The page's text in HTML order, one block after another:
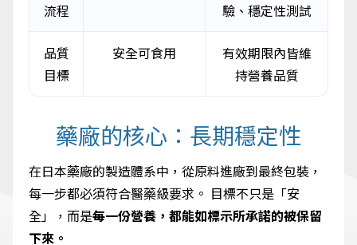
流程
驗、穩定性測試
品質
目標
安全可食用
有效期限內皆維
持營養品質
藥廠的核心：長期穩定性
在日本藥廠的製造體系中，從原料進廠到最終包裝，
每一步都必須符合醫藥級要求。 目標不只是「安
全」，而是每一份營養，都能如標示所承諾的被保留
下來。